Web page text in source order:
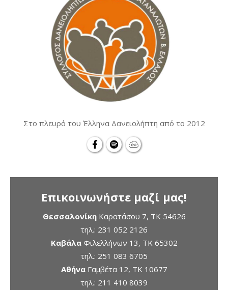
Στο πλευρό του Έλληνα Δανειολήπτη από το 2012
Επικοινωνήστε μαζί μας!
ΘεσσαλονίκηΚαρατάσου 7, TK 54626
τηλ.: 231 052 2126
ΚαβάλαΦιλελλήνων 13, ΤΚ 65302
τηλ.: 251 083 6705
ΑθήναΓαμβέτα 12, ΤΚ 10677
τηλ.: 211 410 8039